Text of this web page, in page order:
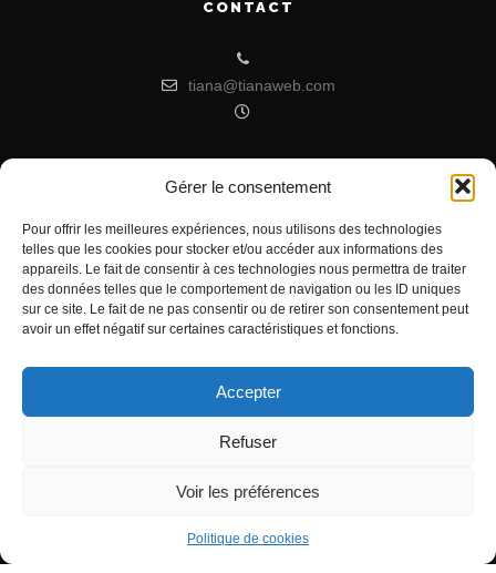
Gérer le consentement
Pour offrir les meilleures expériences, nous utilisons des technologies
telles que les cookies pour stocker et/ou accéder aux informations des
appareils. Le fait de consentir à ces technologies nous permettra de traiter
des données telles que le comportement de navigation ou les ID uniques
sur ce site. Le fait de ne pas consentir ou de retirer son consentement peut
avoir un effet négatif sur certaines caractéristiques et fonctions.
Accepter
Refuser
Voir les préférences
Politique de cookies
CONTACT
tiana@tianaweb.com
Signification de l’Heure Miroir 07h07
Heure miroir : 11h11 signification
Signification de l’Heure Miroir 11h55
Tous droits réservés - Copyright 2022 Tiana à ton service
Politique de confidentialité